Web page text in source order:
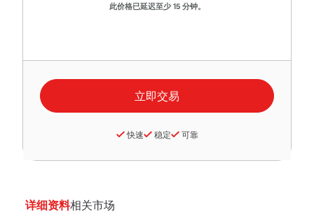
此价格已延迟至少 15 分钟。
快速 稳定 可靠
详细资料相关市场